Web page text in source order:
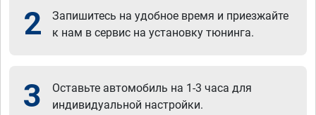
2
Запишитесь на удобное время и приезжайте
к нам в сервис на установку тюнинга.
3
Оставьте автомобиль на 1-3 часа для
индивидуальной настройки.